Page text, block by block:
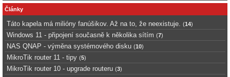
Články
Táto kapela má milióny fanúšikov. Až na to, že neexistuje. (14)
Windows 11 - připojení současně k několika sítím (7)
NAS QNAP - výměna systémového disku (10)
MikroTik router 11 - tipy (5)
MikroTik router 10 - upgrade routeru (3)